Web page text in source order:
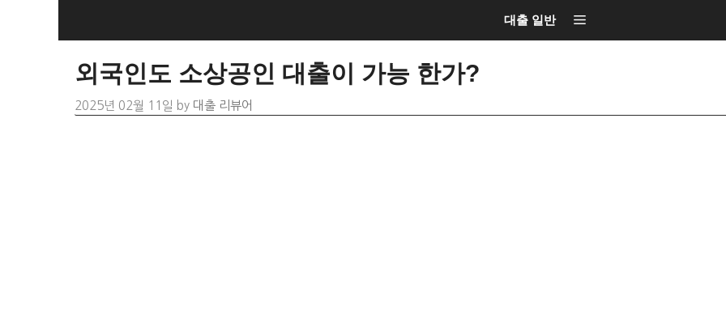
대출 일반
외국인도 소상공인 대출이 가능 한가?
2025년 02월 11일 by 대출 리뷰어